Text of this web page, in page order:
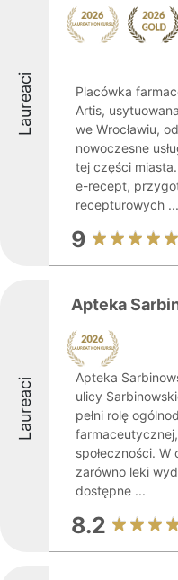
Laureaci
Placówka
Artis,
we Wrocławiu,
nowoczesne
tej części
e-recept,
recepturowych ...
9
Laureaci
Apteka
Apteka
ulicy
pełni rolę
społeczności.
zarówno leki
dostępne ...
8.2